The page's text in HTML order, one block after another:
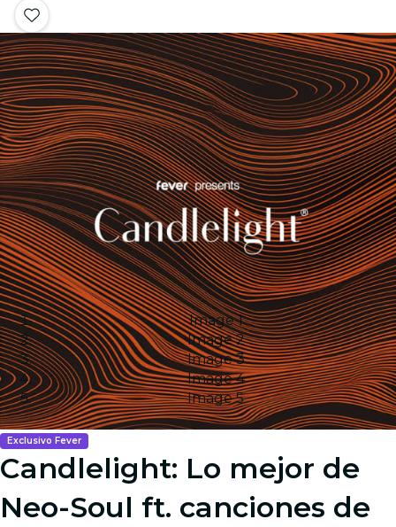
Image 1
Image 2
Image 3
Image 4
Image 5
Exclusivo Fever
Candlelight: Lo mejor de
Neo-Soul ft. canciones de